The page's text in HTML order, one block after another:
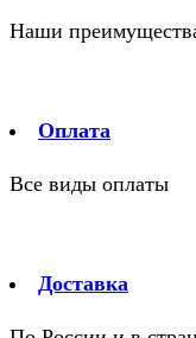
Наши
Оплата
Все виды оплаты
Доставка